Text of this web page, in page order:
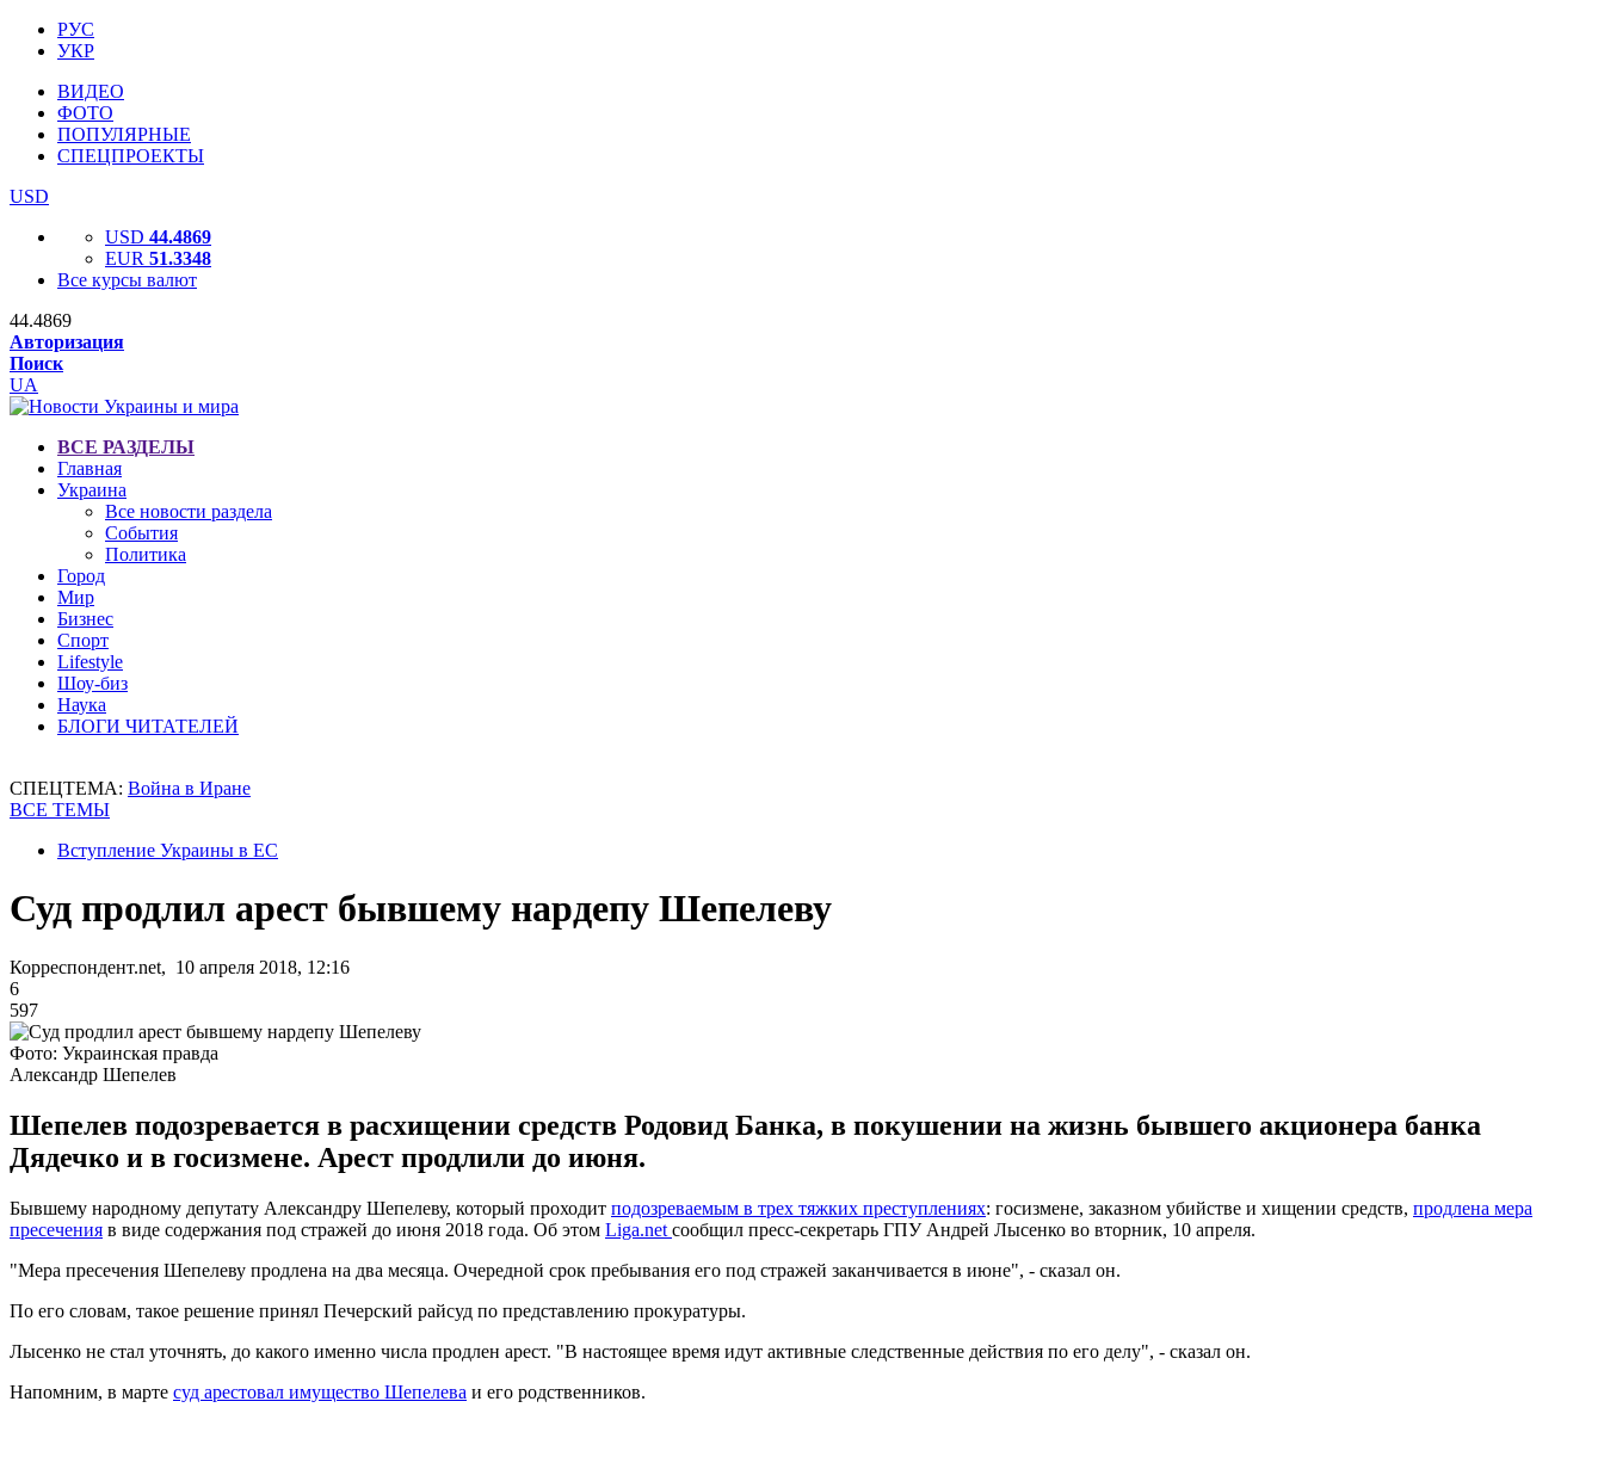
РУС
УКР
ВИДЕО
ФОТО
ПОПУЛЯРНЫЕ
СПЕЦПРОЕКТЫ
USD
USD 44.4869
EUR 51.3348
Все курсы валют
44.4869
Авторизация
Поиск
UA
ВСЕ РАЗДЕЛЫ
Главная
Украина
Все новости раздела
События
Политика
Город
Мир
Бизнес
Спорт
Lifestyle
Шоу-биз
Наука
БЛОГИ ЧИТАТЕЛЕЙ
СПЕЦТЕМА: Война в Иране
ВСЕ ТЕМЫ
Вступление Украины в ЕС
Суд продлил арест бывшему нардепу Шепелеву
Корреспондент.net, 10 апреля 2018, 12:16
6
597
Фото: Украинская правда
Александр Шепелев
Шепелев подозревается в расхищении средств Родовид Банка, в покушении на жизнь бывшего акционера банка
Дядечко и в госизмене. Арест продлили до июня.
Бывшему народному депутату Александру Шепелеву, который проходит подозреваемым в трех тяжких преступлениях: госизмене, заказном убийстве и хищении средств, продлена мера
пресечения в виде содержания под стражей до июня 2018 года. Об этом Liga.net сообщил пресс-секретарь ГПУ Андрей Лысенко во вторник, 10 апреля.
"Мера пресечения Шепелеву продлена на два месяца. Очередной срок пребывания его под стражей заканчивается в июне", - сказал он.
По его словам, такое решение принял Печерский райсуд по представлению прокуратуры.
Лысенко не стал уточнять, до какого именно числа продлен арест. "В настоящее время идут активные следственные действия по его делу", - сказал он.
Напомним, в марте суд арестовал имущество Шепелева и его родственников.